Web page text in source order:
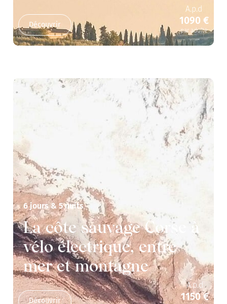
Découvrir
A.p.d
1090 €
par adulte
6 jours & 5 nuits
La côte sauvage Corse à
vélo électrique, entre
mer et montagne
Découvrir
A.p.d
1150 €